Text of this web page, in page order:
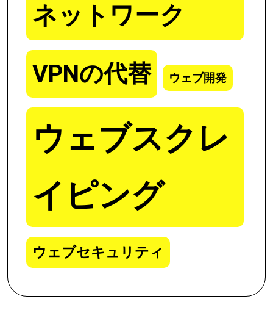
ネットワーク
VPNの代替 ウェブ開発
ウェブスクレ
イピング
ウェブセキュリティ